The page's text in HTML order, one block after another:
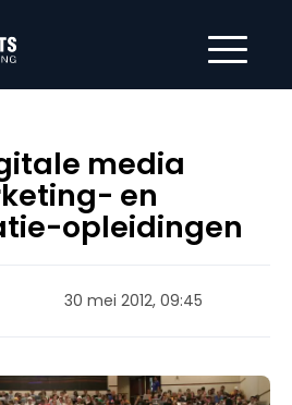
media
en
opleidingen
30 mei 2012, 09:45